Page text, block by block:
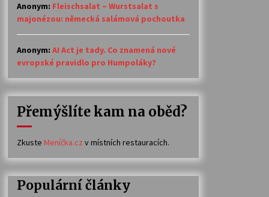
Anonym: Fleischsalat – Wurstsalat s
majonézou: německá salámová pochoutka
Anonym: AI Act je tady. Co znamená nové
evropské pravidlo pro Humpoláky?
Přemýšlíte kam na oběd?
Zkuste Meníčka.cz v místních restauracích.
Populární články